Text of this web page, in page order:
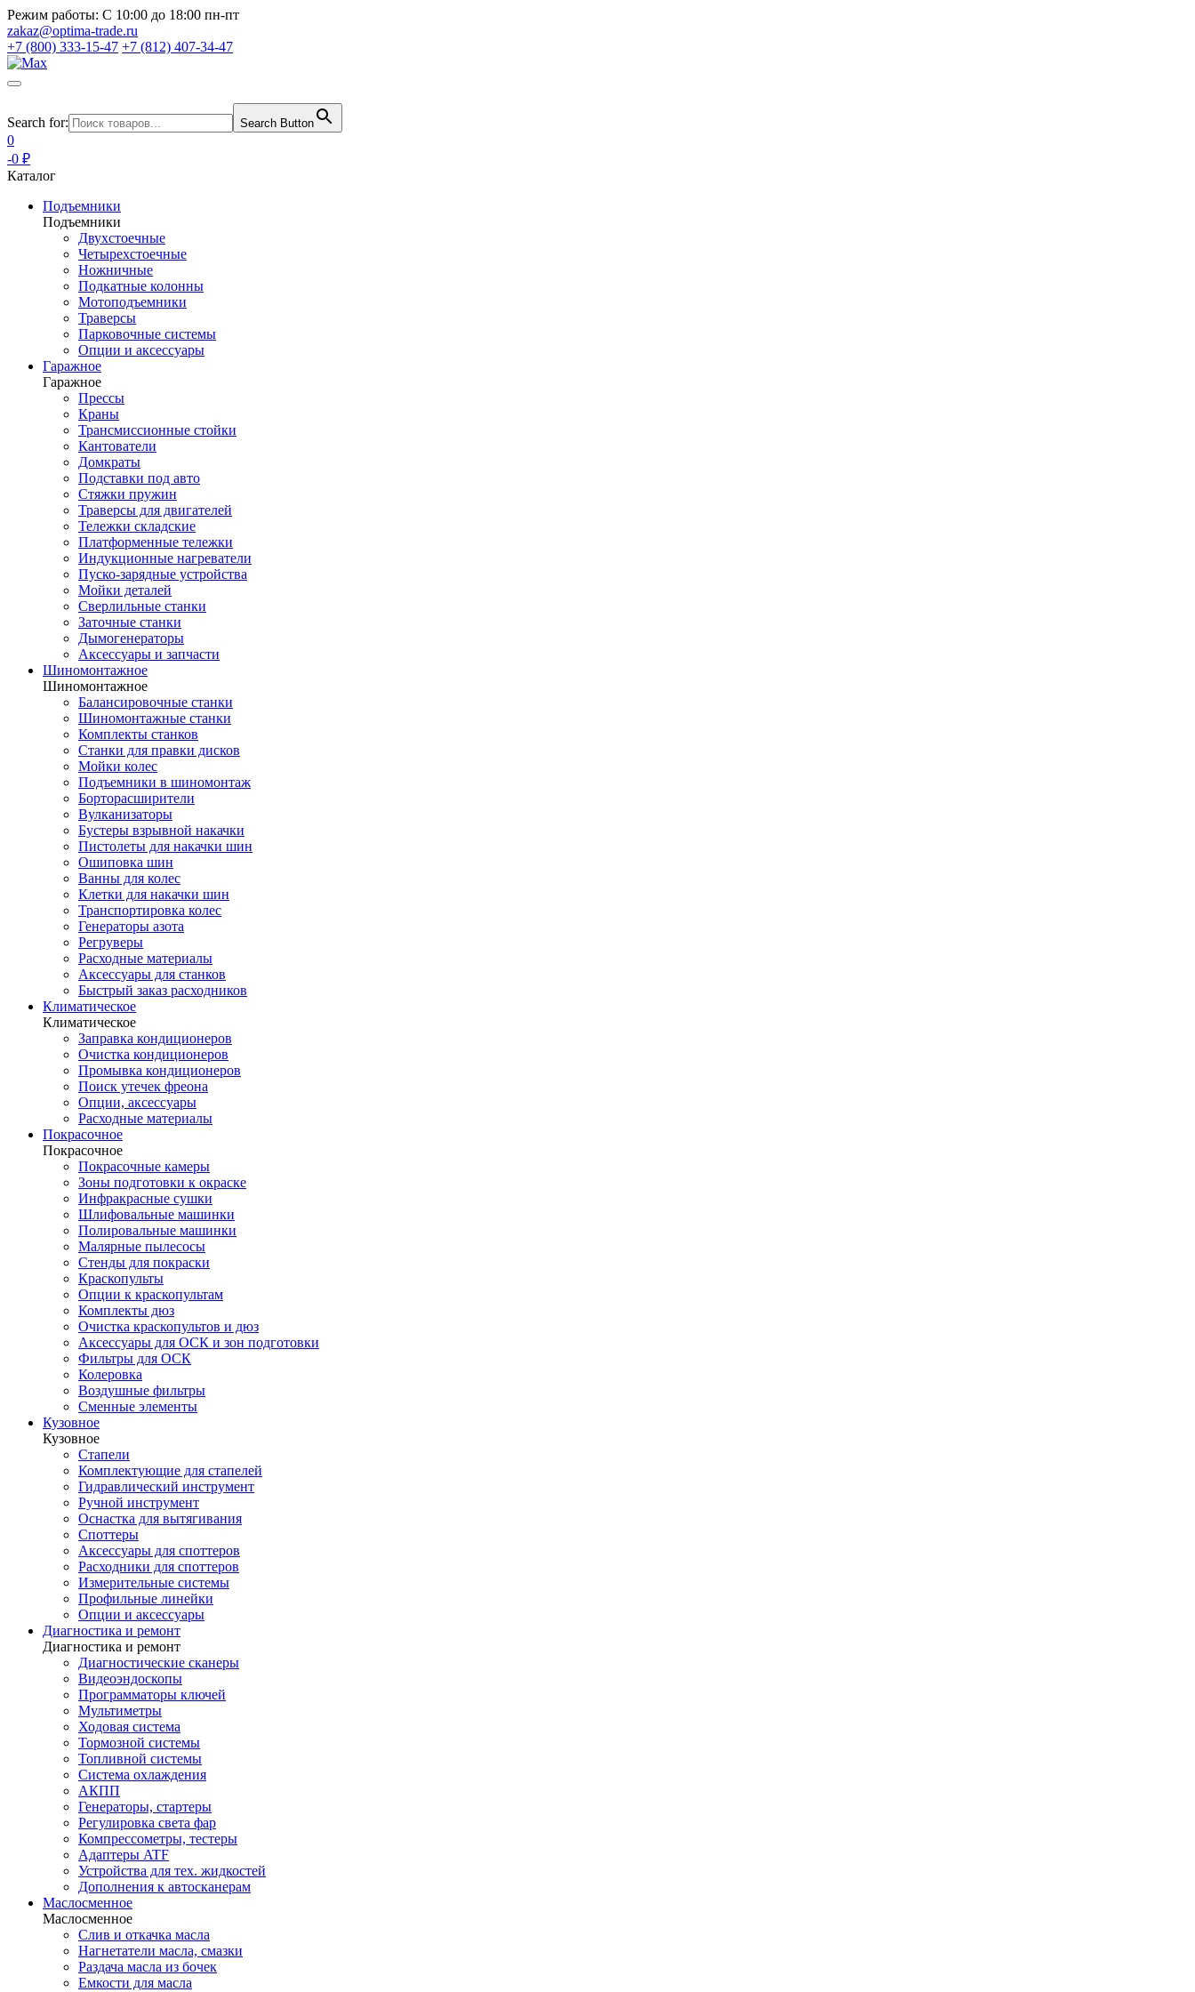
Режим работы: С 10:00 до 18:00 пн-пт
zakaz@optima-trade.ru
+7 (800) 333-15-47 +7 (812) 407-34-47
Search for: Search Button
0
-0 ₽
Каталог
Подъемники
Подъемники
Двухстоечные
Четырехстоечные
Ножничные
Подкатные колонны
Мотоподъемники
Траверсы
Парковочные системы
Опции и аксессуары
Гаражное
Гаражное
Прессы
Краны
Трансмиссионные стойки
Кантователи
Домкраты
Подставки под авто
Стяжки пружин
Траверсы для двигателей
Тележки складские
Платформенные тележки
Индукционные нагреватели
Пуско-зарядные устройства
Мойки деталей
Сверлильные станки
Заточные станки
Дымогенераторы
Аксессуары и запчасти
Шиномонтажное
Шиномонтажное
Балансировочные станки
Шиномонтажные станки
Комплекты станков
Станки для правки дисков
Мойки колес
Подъемники в шиномонтаж
Борторасширители
Вулканизаторы
Бустеры взрывной накачки
Пистолеты для накачки шин
Ошиповка шин
Ванны для колес
Клетки для накачки шин
Транспортировка колес
Генераторы азота
Регруверы
Расходные материалы
Аксессуары для станков
Быстрый заказ расходников
Климатическое
Климатическое
Заправка кондиционеров
Очистка кондиционеров
Промывка кондиционеров
Поиск утечек фреона
Опции, аксессуары
Расходные материалы
Покрасочное
Покрасочное
Покрасочные камеры
Зоны подготовки к окраске
Инфракрасные сушки
Шлифовальные машинки
Полировальные машинки
Малярные пылесосы
Стенды для покраски
Краскопульты
Опции к краскопультам
Комплекты дюз
Очистка краскопультов и дюз
Аксессуары для ОСК и зон подготовки
Фильтры для ОСК
Колеровка
Воздушные фильтры
Сменные элементы
Кузовное
Кузовное
Стапели
Комплектующие для стапелей
Гидравлический инструмент
Ручной инструмент
Оснастка для вытягивания
Споттеры
Аксессуары для споттеров
Расходники для споттеров
Измерительные системы
Профильные линейки
Опции и аксессуары
Диагностика и ремонт
Диагностика и ремонт
Диагностические сканеры
Видеоэндоскопы
Программаторы ключей
Мультиметры
Ходовая система
Тормозной системы
Топливной системы
Система охлаждения
АКПП
Генераторы, стартеры
Регулировка света фар
Компрессометры, тестеры
Адаптеры ATF
Устройства для тех. жидкостей
Дополнения к автосканерам
Маслосменное
Маслосменное
Слив и откачка масла
Нагнетатели масла, смазки
Раздача масла из бочек
Емкости для масла